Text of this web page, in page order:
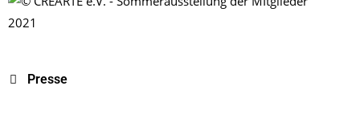
Presse